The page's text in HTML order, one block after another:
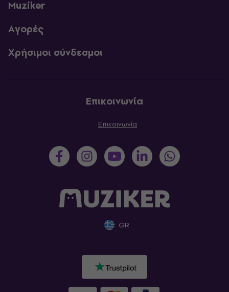
Muziker
Αγορές
Χρήσιμοι σύνδεσμοι
Επικοινωνία
Επικοινωνία
GR